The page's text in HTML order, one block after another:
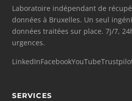
Laboratoire indépendant de
données à Bruxelles. Un seul
données traitées sur place. 7j/7,
urgences.
LinkedInFacebookYouTube
SERVICES